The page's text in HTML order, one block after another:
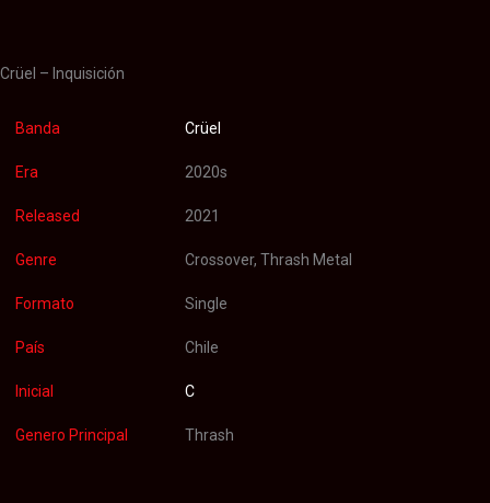
Crüel – Inquisición
Banda Crüel
Era 2020s
Released 2021
Genre Crossover, Thrash Metal
Formato Single
País Chile
Inicial C
Genero Principal Thrash